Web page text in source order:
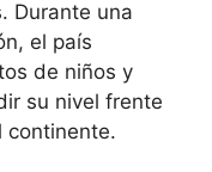
Durante una
el país
de niños y
su nivel frente
continente.